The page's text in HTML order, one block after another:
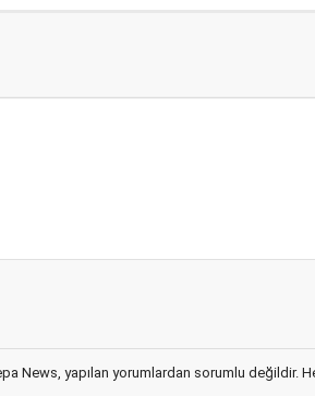
News, yapılan yorumlardan sorumlu değildir.